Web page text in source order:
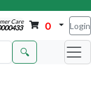
Care 0 Login
🔍